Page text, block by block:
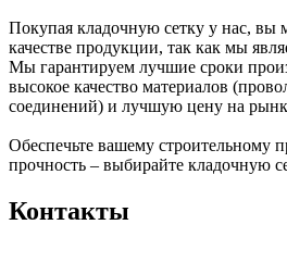
Покупая кладочную сетку у нас, вы
качестве продукции, так как мы
Мы гарантируем лучшие сроки
высокое качество материалов
соединений) и лучшую цену на
Обеспечьте вашему строительному
прочность – выбирайте кладочную
Контакты